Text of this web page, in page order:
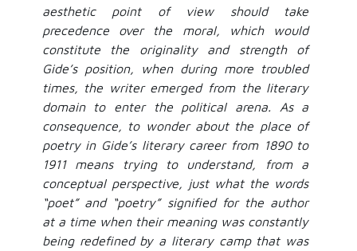
aesthetic point of view should take
precedence over the moral, which would
constitute the originality and strength of
Gide’s position, when during more troubled
times, the writer emerged from the literary
domain to enter the political arena. As a
consequence, to wonder about the place of
poetry in Gide’s literary career from 1890 to
1911 means trying to understand, from a
conceptual perspective, just what the words
“poet” and “poetry” signified for the author
at a time when their meaning was constantly
being redefined by a literary camp that was